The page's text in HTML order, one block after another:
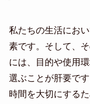
私たちの生活にお
素です。そして、
には、目的や使用
選ぶことが肝要で
時間を大切にする